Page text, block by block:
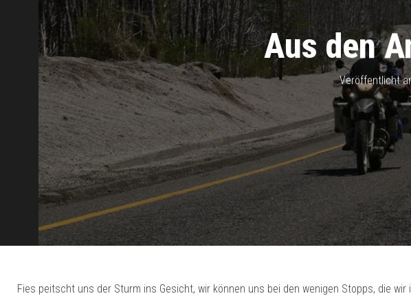
Aus den
Veröffentlicht
Fies peitscht uns der Sturm ins Gesicht, wir können uns bei den wenigen Stopps, die